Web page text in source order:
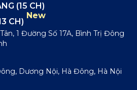
(15 CH)
CH)
New
1 Đường Số 17A, Bình Trị Đông
Dương Nội, Hà Đông, Hà Nội